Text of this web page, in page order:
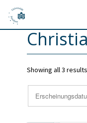
Showing all 3 results